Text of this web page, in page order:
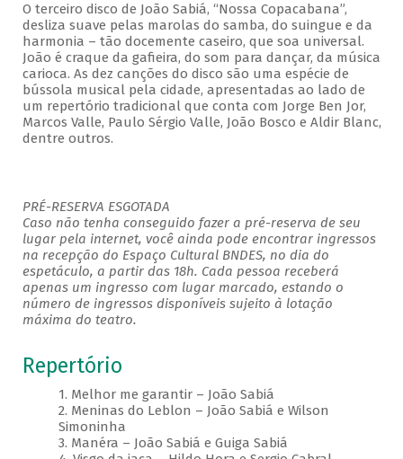
O terceiro disco de João Sabiá, “Nossa Copacabana”,
desliza suave pelas marolas do samba, do suingue e da
harmonia – tão docemente caseiro, que soa universal.
João é craque da gafieira, do som para dançar, da música
carioca. As dez canções do disco são uma espécie de
bússola musical pela cidade, apresentadas ao lado de
um repertório tradicional que conta com Jorge Ben Jor,
Marcos Valle, Paulo Sérgio Valle, João Bosco e Aldir Blanc,
dentre outros.
PRÉ-RESERVA ESGOTADA
Caso não tenha conseguido fazer a pré-reserva de seu
lugar pela internet, você ainda pode encontrar ingressos
na recepção do Espaço Cultural BNDES, no dia do
espetáculo, a partir das 18h. Cada pessoa receberá
apenas um ingresso com lugar marcado, estando o
número de ingressos disponíveis sujeito à lotação
máxima do teatro.
Repertório
1. Melhor me garantir – João Sabiá
2. Meninas do Leblon – João Sabiá e Wilson
Simoninha
3. Manéra – João Sabiá e Guiga Sabiá